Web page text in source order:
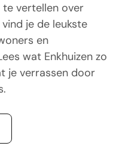
vertellen over
je de leukste
en
wat Enkhuizen zo
je verrassen door